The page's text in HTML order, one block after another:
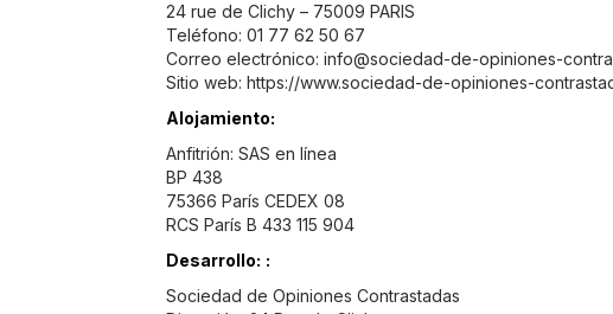
24 rue de Clichy – 75009 PARIS
Teléfono: 01 77 62 50 67
Correo electrónico: info@sociedad-de-opiniones-
Sitio web: https://www.sociedad-de-opiniones-
Alojamiento:
Anfitrión: SAS en línea
BP 438
75366 París CEDEX 08
RCS París B 433 115 904
Desarrollo: :
Sociedad de Opiniones Contrastadas